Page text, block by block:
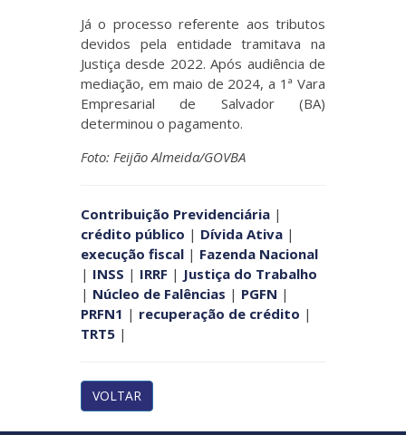
Já o processo referente aos tributos
devidos pela entidade tramitava na
Justiça desde 2022. Após audiência de
mediação, em maio de 2024, a 1ª Vara
Empresarial de Salvador (BA)
determinou o pagamento.
Foto: Feijão Almeida/GOVBA
Contribuição Previdenciária |
crédito público | Dívida Ativa |
execução fiscal | Fazenda Nacional
| INSS | IRRF | Justiça do Trabalho
| Núcleo de Falências | PGFN |
PRFN1 | recuperação de crédito |
TRT5 |
VOLTAR